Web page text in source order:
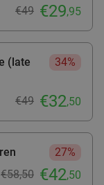
€5,50
40%
€33
€19,90
€49 €29,95
(late
34%
€49 €32,50
27%
€58,50 €42,50